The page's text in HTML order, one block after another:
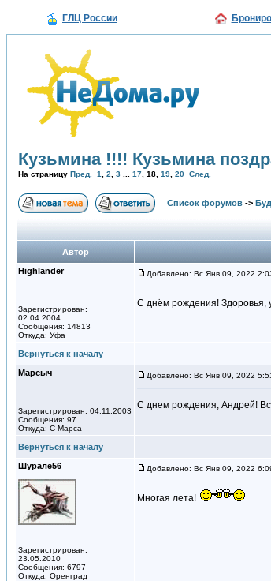
ГЛЦ России
Кузьмина !!!! Кузьмина
На страницу Пред. 1 2 3 17 18 19 20 След.
Список форумов ->
Автор
Highlander
Зарегистрирован:
02.04.2004
Сообщения: 14813
Откуда: Уфа
Добавлено: Вс Янв 09, 2022
С днём рождения! Здоровья,
Вернуться к началу
Марсыч
Зарегистрирован: 04.11.2003
Сообщения: 97
Откуда: C Марса
Добавлено: Вс Янв 09, 2022
С днем рождения, Андрей!
Вернуться к началу
Шурале56
Зарегистрирован:
23.05.2010
Сообщения: 6797
Откуда: Оренград
Добавлено: Вс Янв 09, 2022
Многая лета!